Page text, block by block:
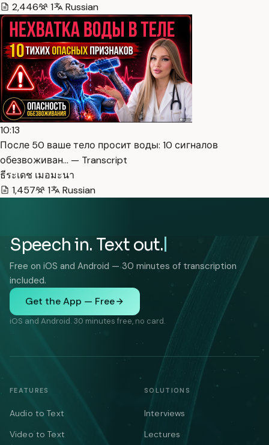
2,446
1 Russian
10:13
После 50 ваше тело просит воды: 10 сигналов
обезвоживан… — Transcript
ธีระเดช เมอมะนา
1,457
1 Russian
Speech in. Text out.
Free on iOS and Android — 30 minutes of transcription
included.
Get the App — Free
iOS and Android. 30 minutes free, no card.
FEATURES
Audio to Text
Video to Text
SOLUTIONS
Interviews
Lectures